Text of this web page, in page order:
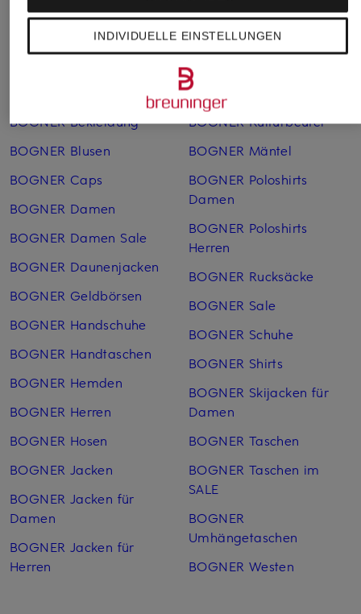
BOGNER Bekleidung
BOGNER Blusen
BOGNER Caps
BOGNER Damen
BOGNER Damen Sale
BOGNER Daunenjacken
BOGNER Geldbörsen
BOGNER Handschuhe
BOGNER Handtaschen
BOGNER Hemden
BOGNER Herren
BOGNER Hosen
BOGNER Jacken
BOGNER Jacken für
Damen
BOGNER Jacken für
Herren
BOGNER Kulturbeutel
BOGNER Mäntel
BOGNER Poloshirts
Damen
BOGNER Poloshirts
Herren
BOGNER Rucksäcke
BOGNER Sale
BOGNER Schuhe
BOGNER Shirts
BOGNER Skijacken für
Damen
BOGNER Taschen
BOGNER Taschen im
SALE
BOGNER
Umhängetaschen
BOGNER Westen
INDIVIDUELLE EINSTELLUNGEN